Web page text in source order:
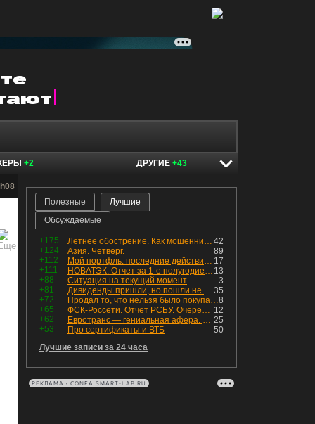
+2 ДРУГИЕ +43
Полезные
Лучшие
Обсуждаемые
+175 42
Летнее обострение. Как мошенники пытаются подсунуть кнопку "БАБЛО" девушкам
+124
89
Азия. Четверг.
+112
17
Мой портфль: последние действия и текущая структура. Краткий комментарий по всем позициям
+111
13
НОВАТЭК: Отчет за 1-е полугодие 2026 - прибыль продолжает падать, но лучшее впереди, если не прилетит
+88
3
Ситуация на текущий момент
+81
35
Дивиденды пришли, но пошли не туда
+72
8
Продал то, что нельзя было покупать. Изменения в портфеле
+65
12
ФСК-Россети. Отчет РСБУ. Очередная допка - бомбовые новости в эфире
+62
25
Евротранс — гениальная афера. Собрал с инвесторов денег, выплатил дивидендов больше текущей капитализации и ушёл в дефолт
+53
50
Про сертификаты и ВТБ
Лучшие записи за 24 часа
РЕКЛАМА • CONFA.SMART-LAB.RU